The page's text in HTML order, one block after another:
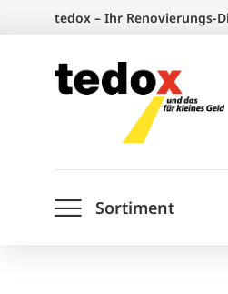
springen
tedox – Ihr Renovierungs-
Sortiment